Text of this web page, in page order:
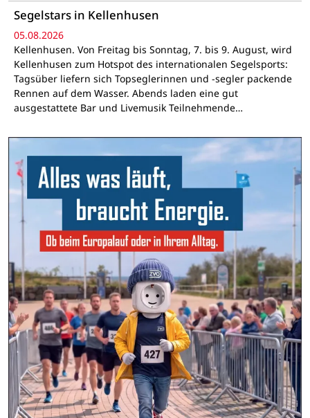
Segelstars in Kellenhusen
05.08.2026
Kellenhusen. Von Freitag bis Sonntag, 7. bis 9. August, wird
Kellenhusen zum Hotspot des internationalen Segelsports:
Tagsüber liefern sich Topseglerinnen und -segler packende
Rennen auf dem Wasser. Abends laden eine gut
ausgestattete Bar und Livemusik Teilnehmende…